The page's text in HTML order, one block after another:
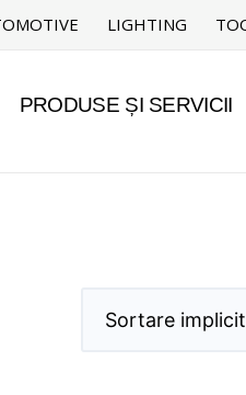
LIGHTING
PRODUSE ȘI SERVICII